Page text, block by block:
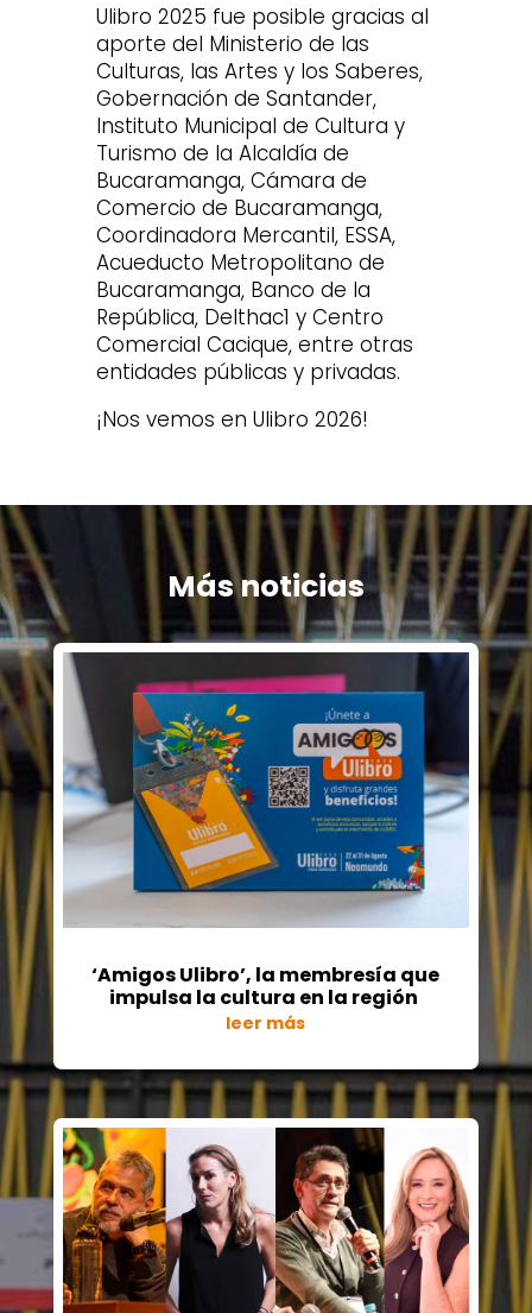
Ulibro 2025 fue posible gracias al
aporte del Ministerio de las
Culturas, las Artes y los Saberes,
Gobernación de Santander,
Instituto Municipal de Cultura y
Turismo de la Alcaldía de
Bucaramanga, Cámara de
Comercio de Bucaramanga,
Coordinadora Mercantil, ESSA,
Acueducto Metropolitano de
Bucaramanga, Banco de la
República, Delthac1 y Centro
Comercial Cacique, entre otras
entidades públicas y privadas.
¡Nos vemos en Ulibro 2026!
Más noticias
‘Amigos Ulibro’, la membresía que
impulsa la cultura en la región
leer más